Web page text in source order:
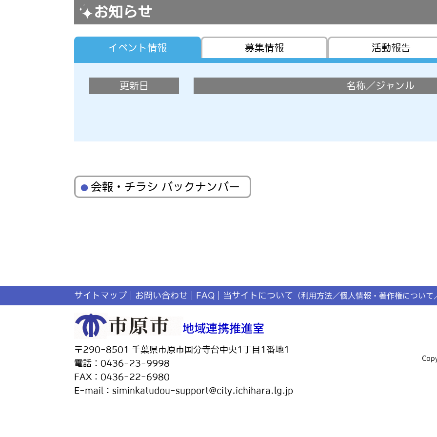
お知らせ
イベント情報 募集情報 活動報告
更新日 名称／ジャンル
会報・チラシ バックナンバー
サイトマップ お問い合わせ FAQ 当サイトについて （利用方法／個人情報・著作権について
〒290-8501 千葉県市原市国分寺台中央1丁目1番地1
電話：0436-23-9998
FAX：0436-22-6980
E-mail：siminkatudou-support@city.ichihara.lg.jp